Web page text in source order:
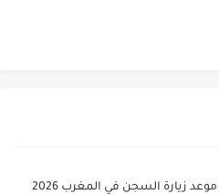
زيارة السجن في المغرب 2026